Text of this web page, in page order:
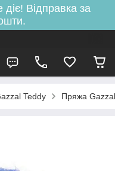
Відправка за
Teddy Пряжа